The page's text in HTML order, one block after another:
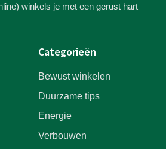
winkels je met een gerust hart
Categorieën
Bewust winkelen
Duurzame tips
Energie
Verbouwen